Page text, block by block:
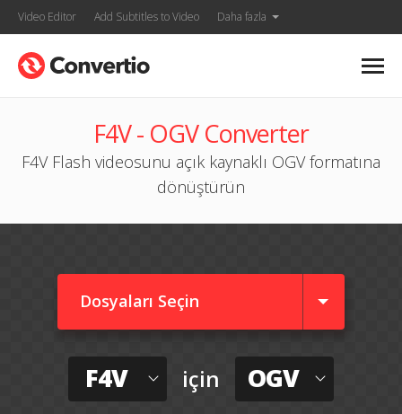
Video Editor Add Subtitles to Video Daha fazla
F4V - OGV Converter
F4V Flash videosunu açık kaynaklı OGV formatına
dönüştürün
Dosyaları Seçin
F4V için OGV